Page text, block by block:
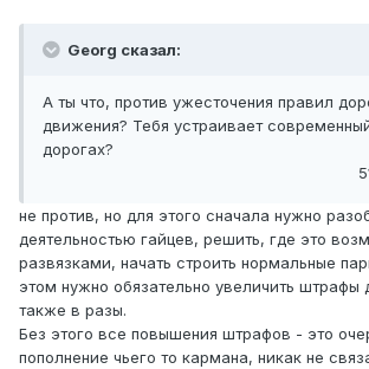
Georg сказал:
А ты что, против ужесточения правил
движения? Тебя устраивает
дорогах?
не против, но для этого сначала нужно
деятельностью гайцев, решить, где это
развязками, начать строить нормальные
этом нужно обязательно увеличить штрафы
также в разы.
Без этого все повышения штрафов - это
пополнение чьего то кармана, никак не